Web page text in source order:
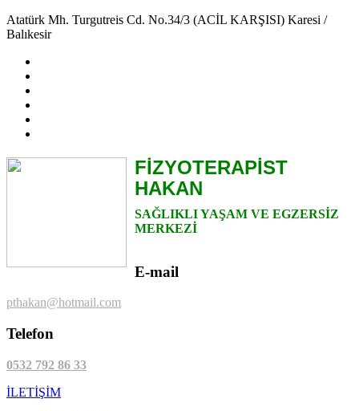
Atatürk Mh. Turgutreis Cd. No.34/3 (ACİL KARŞISI) Karesi /
Balıkesir
FİZYOTERAPİST
HAKAN
SAĞLIKLI YAŞAM VE EGZERSİZ
MERKEZİ
E-mail
pthakan@hotmail.com
Telefon
0532 792 86 33
İLETİŞİM